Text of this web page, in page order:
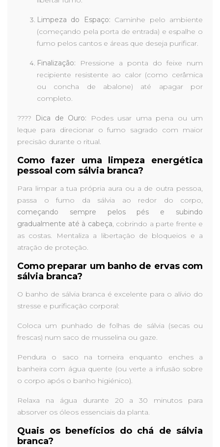
Limpeza do Espaço: Caminhe pelo ambiente
(começando pela porta de entrada) e espalhe o
fumo pelos cantos e áreas que deseja purificar.
Finalização: Pressione a ponta do feixe num
recipiente resistente ao calor (como cerâmica
ou concha de abalone) até apagar por
completo.
???? Dica de Ouro: Podes usar uma pena ou um
leque para direcionar o fumo sagrado com maior
precisão durante o ritual.
Como fazer uma limpeza energética
pessoal com sálvia branca?
Para limpar a tua própria aura ou a de outra pessoa,
passa o fumo da sálvia ao redor do corpo,
começando sempre pelos pés e subindo
gradualmente até à cabeça, cobrindo a parte frente e
as costas. Mentaliza a libertação de bloqueios e a
atração de proteção.
Como preparar um banho de ervas com
sálvia branca?
O banho de sálvia branca é excelente para o alívio do
stresse e purificação corporal:
Coloca um punhado de folhas de sálvia (secas ou
frescas) num saco de musselina ou gaze.
Pendura o saco na torneira enquanto enches a
banheira com água quente (ou verte a infusão sobre
o corpo após o banho higiénico).
Relaxa na água durante 20 a 30 minutos para
absorver os óleos essenciais da planta.
Quais os benefícios do chá de sálvia
branca?